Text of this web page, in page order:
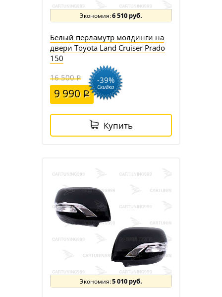
6 510 руб.
Белый перламутр молдинги на
двери Toyota Land Cruiser Prado
150
16 500
9 990
-39%
Скидка
Купить
5 010 руб.